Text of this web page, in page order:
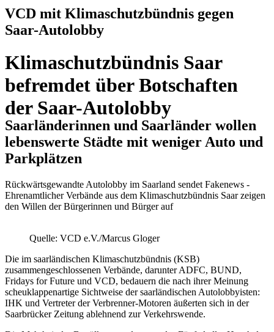
VCD mit Klimaschutzbündnis gegen
Saar-Autolobby
Klimaschutzbündnis Saar
befremdet über Botschaften
der Saar-Autolobby
Saarländerinnen und Saarländer wollen
lebenswerte Städte mit weniger Auto und
Parkplätzen
Rückwärtsgewandte Autolobby im Saarland sendet Fakenews -
Ehrenamtlicher Verbände aus dem Klimaschutzbündnis Saar zeigen
den Willen der Bürgerinnen und Bürger auf
Quelle: VCD e.V./Marcus Gloger
Die im saarländischen Klimaschutzbündnis (KSB)
zusammengeschlossenen Verbände, darunter ADFC, BUND,
Fridays for Future und VCD, bedauern die nach ihrer Meinung
scheuklappenartige Sichtweise der saarländischen Autolobbyisten:
IHK und Vertreter der Verbrenner-Motoren äußerten sich in der
Saarbrücker Zeitung ablehnend zur Verkehrswende.